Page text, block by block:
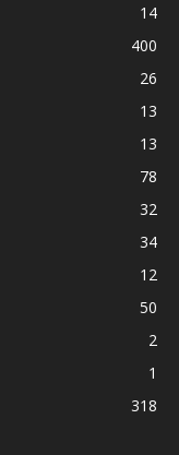
14
400
26
13
13
78
32
34
12
50
2
1
318